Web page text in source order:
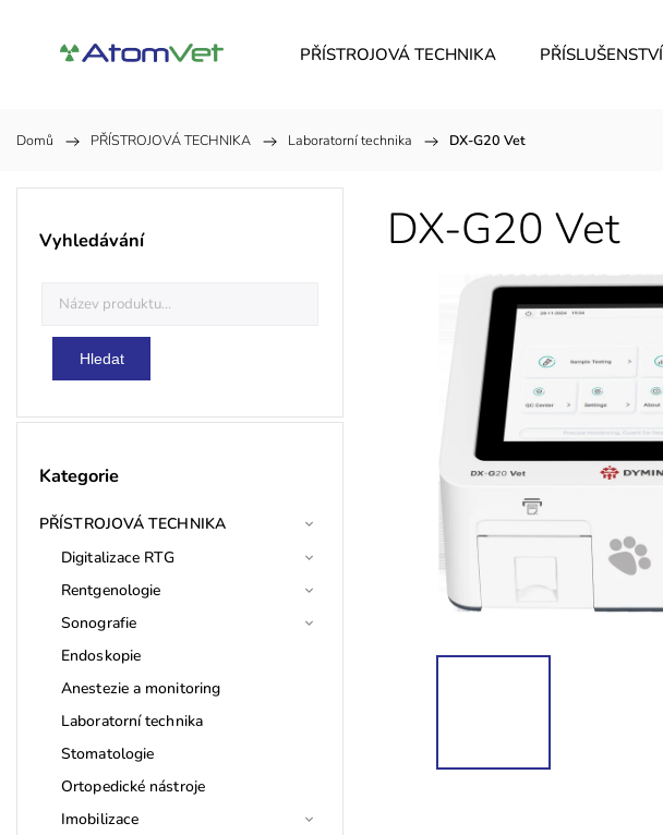
PŘÍSTROJOVÁ TECHNIKA PŘÍSLUŠENSTVÍ
Domů / PŘÍSTROJOVÁ TECHNIKA / Laboratorní technika / DX-G20 Vet
Vyhledávání
Hledat
Kategorie
PŘÍSTROJOVÁ TECHNIKA
Digitalizace RTG
Rentgenologie
Sonografie
Endoskopie
Anestezie a monitoring
Laboratorní technika
Stomatologie
Ortopedické nástroje
Imobilizace
DX-G20 Vet